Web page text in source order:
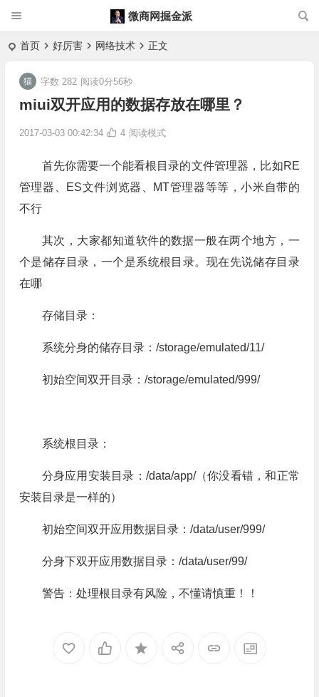
微商网掘金派
首页 好厉害 网络技术 正文
miui双开应用的数据存放在哪里？
2017-03-03 00:42:34 4
字数 282 阅读0分56秒
阅读模式
首先你需要一个能看根目录的文件管理器，比如RE
管理器、ES文件浏览器、MT管理器等等，小米自带的
不行
其次，大家都知道软件的数据一般在两个地方，一
个是储存目录，一个是系统根目录。现在先说储存目录
在哪
存储目录：
系统分身的储存目录：/storage/emulated/11/
初始空间双开目录：/storage/emulated/999/
系统根目录：
分身应用安装目录：/data/app/（你没看错，和正常
安装目录是一样的）
初始空间双开应用数据目录：/data/user/999/
分身下双开应用数据目录：/data/user/99/
警告：处理根目录有风险，不懂请慎重！！